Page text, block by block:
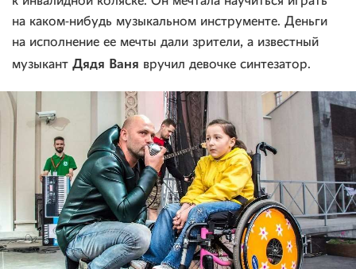
на каком-нибудь музыкальном инструменте. Деньги
на исполнение ее мечты дали зрители, а известный
музыкант Дядя Ваня вручил девочке синтезатор.